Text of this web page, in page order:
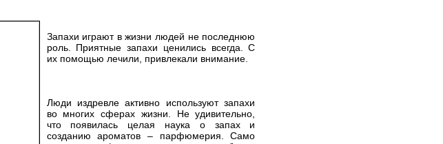
Запахи играют в жизни людей не последнюю
роль. Приятные запахи ценились всегда. С
их помощью лечили, привлекали внимание.
Люди издревле активно используют запахи
во многих сферах жизни. Не удивительно,
что появилась целая наука о запах и
созданию ароматов – парфюмерия. Само